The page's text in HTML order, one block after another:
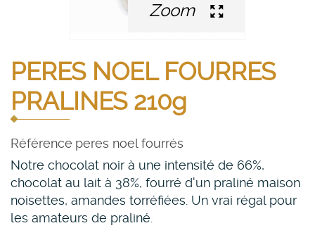
Zoom
PERES NOEL FOURRES
PRALINES 210g
Référence peres noel fourrés
Notre chocolat noir à une intensité de 66%,
chocolat au lait à 38%, fourré d'un praliné maison
noisettes, amandes torréfiées. Un vrai régal pour
les amateurs de praliné.